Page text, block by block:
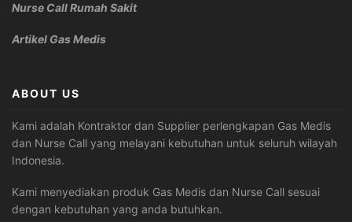
Nurse Call Rumah Sakit
Artikel Gas Medis
ABOUT US
Kami adalah Kontraktor dan Supplier perlengkapan Gas Medis
dan Nurse Call yang melayani kebutuhan untuk seluruh wilayah
Indonesia.
Kami menyediakan produk Gas Medis dan Nurse Call sesuai
dengan kebutuhan yang anda butuhkan.